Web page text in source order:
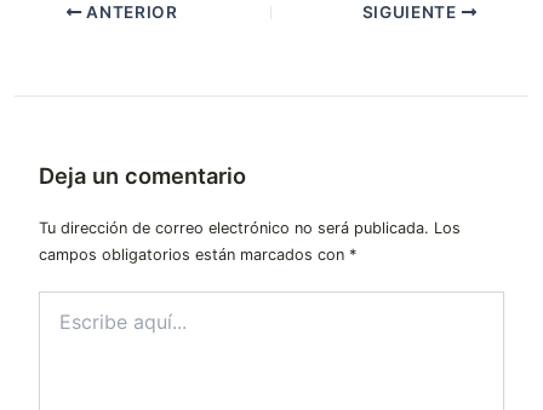
ANTERIOR SIGUIENTE
Deja un comentario
Tu dirección de correo electrónico no será publicada. Los
campos obligatorios están marcados con *
aquí...